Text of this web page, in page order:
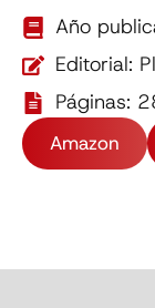
Año
Editorial:
Páginas:
Amazon